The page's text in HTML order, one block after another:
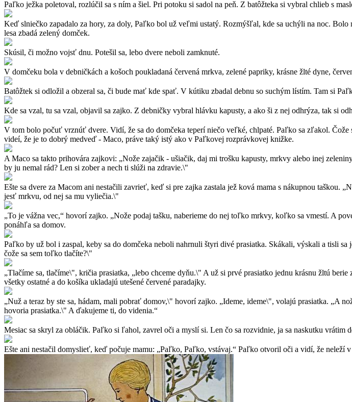
Paľko ježka poletoval, rozlúčil sa s ním a šiel. Pri potoku si sadol na peň. Z batôžteka si vybral chlieb s
Keď slniečko zapadalo za hory, za doly, Paľko bol už veľmi ustatý. Rozmýšľal, kde sa uchýli na noc.
lesa zbadá zelený domček.
Skúsil, či možno vojsť dnu. Potešil sa, lebo dvere neboli zamknuté.
V domčeku bola v debničkách a košoch poukladaná červená mrkva, zelené papriky, krásne žlté dyne,
Batôžtek si odložil a obzeral sa, či bude mať kde spať. V kútiku zbadal debnu so suchým lístím. Tam si
Kde sa vzal, tu sa vzal, objavil sa zajko. Z debničky vybral hlávku kapusty, a ako ši z nej odhrýza, tak si
V tom bolo počuť vrznúť dvere. Vidí, že sa do domčeka teperí niečo veľké, chlpaté. Paľko sa zľakol.
videí, že je to dobrý medveď - Maco, práve taký istý ako v Paľkovej rozprávkovej knižke.
A Maco sa takto prihovára zajkovi: „Nože zajačik - ušiačik, daj mi trošku kapusty, mrkvy alebo inej
by ju nemal rád? Len si zober a nech ti slúži na zdravie.\"
Ešte sa dvere za Macom ani nestačili zavrieť, keď si pre zajka zastala jež ková mama s nákupnou
jesť mrkvu, od nej sa mu vyliečia.\"
„To je vážna vec,“ hovorí zajko. „Nože podaj tašku, naberieme do nej toľko mrkvy, koľko sa vmestí. A
ponáhľa sa domov.
Paľko by už bol i zaspal, keby sa do domčeka neboli nahrnuli štyri divé prasiatka. Skákali, výskali a tisli
čože sa sem toľko tlačíte?\"
„Tlačíme sa, tlačíme\", kričia prasiatka, „lebo chceme dyňu.\" A už si prvé prasiatko jednu krásnu žltú
všetky ostatné a do košíka ukladajú utešené červené paradajky.
„Nuž a teraz by ste sa, hádam, mali pobrať domov,\" hovorí zajko. „Ideme, ideme\", volajú prasiatka. „A
hovoria prasiatka.\" A ďakujeme ti, do videnia.“
Mesiac sa skryl za obláčik. Paľko si ľahol, zavrel oči a myslí si. Len čo sa rozvidnie, ja sa naskutku vrátim
Ešte ani nestačil domyslieť, keď počuje mamu: „Paľko, Paľko, vstávaj.“ Paľko otvoril oči a vidí, že neleží